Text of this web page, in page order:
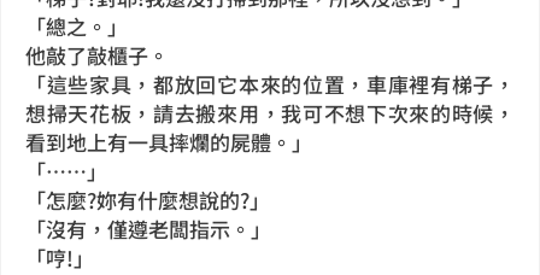
「總之。」
他敲了敲櫃子。
「這些家具，都放回它本來的位置，車庫裡有梯子，
想掃天花板，請去搬來用，我可不想下次來的時候，
看到地上有一具摔爛的屍體。」
「……」
「怎麼?妳有什麼想說的?」
「沒有，僅遵老闆指示。」
「哼!」